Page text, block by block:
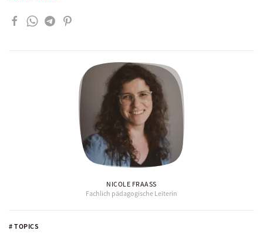
# TOPICS
NICOLE FRAASS
Fachlich pädagogische Leiterin